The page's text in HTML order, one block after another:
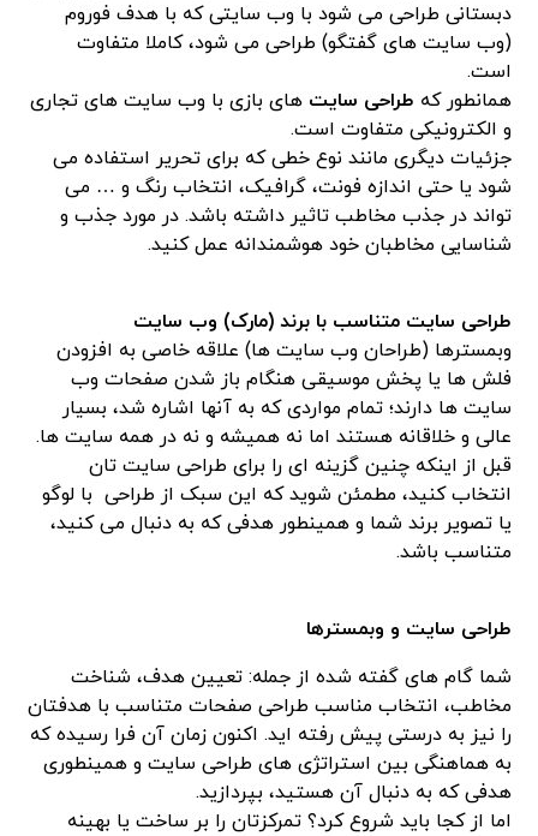
دبستانی طراحی می شود با وب سایتی که با هدف فوروم
(وب سایت های گفتگو) طراحی می شود، کاملا متفاوت
است.
همانطور که طراحی سایت های بازی با وب سایت های تجاری
و الکترونیکی متفاوت است.
جزئیات دیگری مانند نوع خطی که برای تحریر استفاده می
شود یا حتی اندازه فونت، گرافیک، انتخاب رنگ و … می
تواند در جذب مخاطب تاثیر داشته باشد. در مورد جذب و
شناسایی مخاطبان خود هوشمندانه عمل کنید.
طراحی سایت متناسب با برند (مارک) وب سایت
وبمسترها (طراحان وب سایت ها) علاقه خاصی به افزودن
فلش ها یا پخش موسیقی هنگام باز شدن صفحات وب
سایت ها دارند؛ تمام مواردی که به آنها اشاره شد، بسیار
عالی و خلاقانه هستند اما نه همیشه و نه در همه سایت ها.
قبل از اینکه چنین گزینه ای را برای طراحی سایت تان
انتخاب کنید، مطمئن شوید که این سبک از طراحی با لوگو
یا تصویر برند شما و همینطور هدفی که به دنبال می کنید،
متناسب باشد.
طراحی سایت و وبمسترها
شما گام های گفته شده از جمله: تعیین هدف، شناخت
مخاطب، انتخاب مناسب طراحی صفحات متناسب با هدفتان
را نیز به درستی پیش رفته اید. اکنون زمان آن فرا رسیده که
به هماهنگی بین استراتژی های طراحی سایت و همینطوری
هدفی که به دنبال آن هستید، بپردازید.
اما از کجا باید شروع کرد؟ تمرکزتان را بر ساخت یا بهینه